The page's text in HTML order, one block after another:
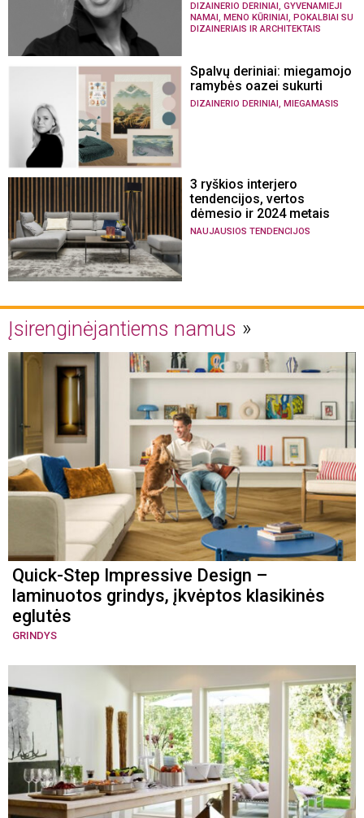
DIZAINERIO DERINIAI GYVENAMIEJI
NAMAI MENO KŪRINIAI POKALBIAI SU
DIZAINERIAIS IR ARCHITEKTAIS
Spalvų deriniai: miegamojo
ramybės oazei sukurti
DIZAINERIO DERINIAI , MIEGAMASIS
3 ryškios interjero
tendencijos, vertos
dėmesio ir 2024 metais
NAUJAUSIOS TENDENCIJOS
Įsirenginėjantiems namus
Quick-Step Impressive Design –
laminuotos grindys, įkvėptos klasikinės
eglutės
GRINDYS